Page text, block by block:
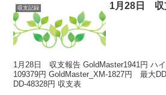
収支記録 1月28日 収
1月28日 収支報告 GoldMaster1941円 ハ
109379円 GoldMaster_XM-1827円 最大
DD-48328円 収支表